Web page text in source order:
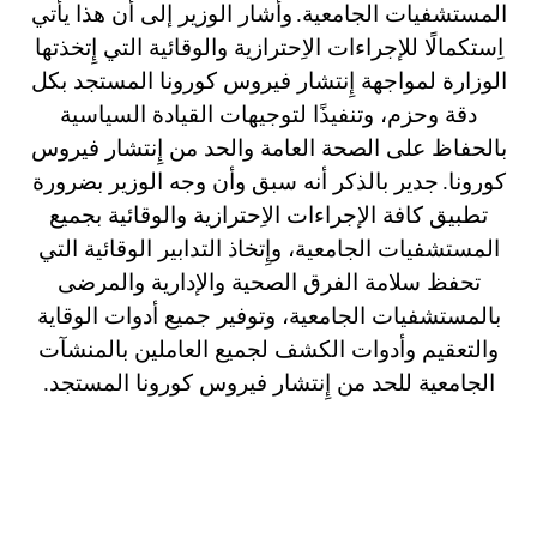
المستشفيات الجامعية. وأشار الوزير إلى أن هذا يأتي
اِستكمالًا للإجراءات الاِحترازية والوقائية التي إِتخذتها
الوزارة لمواجهة إِنتشار فيروس كورونا المستجد بكل
دقة وحزم، وتنفيذًا لتوجيهات القيادة السياسية
بالحفاظ على الصحة العامة والحد من إِنتشار فيروس
كورونا. جدير بالذكر أنه سبق وأن وجه الوزير بضرورة
تطبيق كافة الإجراءات الاِحترازية والوقائية بجميع
المستشفيات الجامعية، وإِتخاذ التدابير الوقائية التي
تحفظ سلامة الفرق الصحية والإدارية والمرضى
بالمستشفيات الجامعية، وتوفير جميع أدوات الوقاية
والتعقيم وأدوات الكشف لجميع العاملين بالمنشآت
الجامعية للحد من إِنتشار فيروس كورونا المستجد.